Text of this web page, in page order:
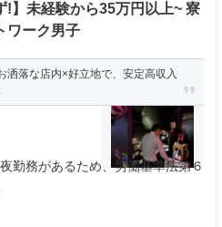
!】未経験から35万円以上~ 寮
ワーク男子
洒落な店内×好立地で、安定高収入
勤務があるため、労働基準法第６